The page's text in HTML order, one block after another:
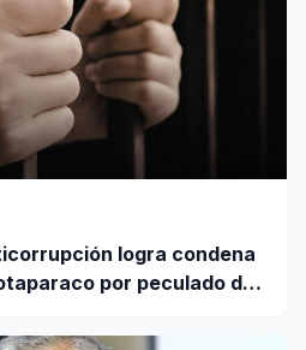
logra condena
por peculado de